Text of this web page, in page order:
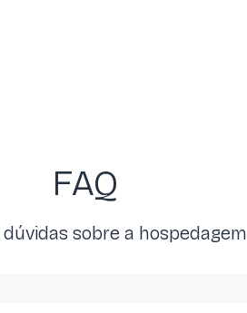
FAQ
sobre a hospedagem